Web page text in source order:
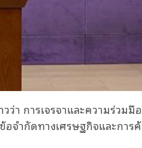
า การเจรจาและความร่วมมื
จำกัดทางเศรษฐกิจและการ